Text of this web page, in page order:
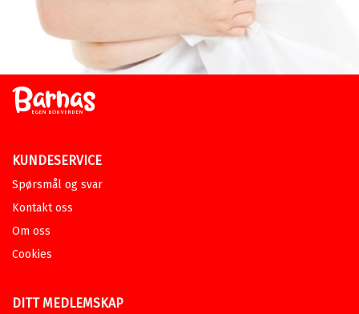
Oldtiden i den kommende boken. (Som skal komme en
gang før sommeren).
Christine Lyngdal
barnebokbloggen.no
KUNDESERVICE
Spørsmål og svar
Kontakt oss
Om oss
Cookies
DITT MEDLEMSKAP